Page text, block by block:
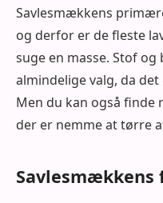
Savlesmækkens
og derfor er de fleste
suge en masse. Stof
almindelige valg, da
Men du kan også finde
der er nemme at tørre
Savlesmækkens